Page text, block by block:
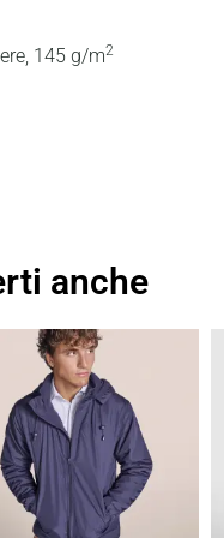
145g/m2
anche
Fascia
di
prezzo:
da
20,73 €
a
29,61 €